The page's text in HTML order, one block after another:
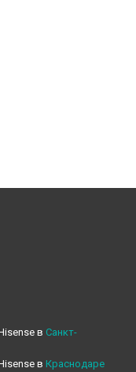
в Санкт-
в Краснодаре